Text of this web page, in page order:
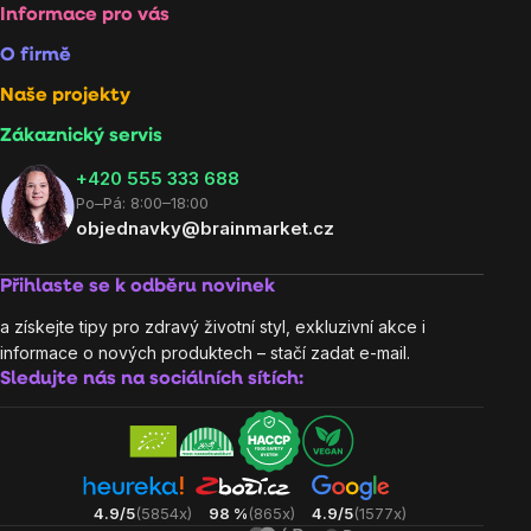
Informace pro vás
O firmě
Naše projekty
Zákaznický servis
‭+420 555 333 688
Po–Pá: 8:00–18:00
objednavky@brainmarket.cz
Přihlaste se k odběru novinek
a získejte tipy pro zdravý životní styl, exkluzivní akce i
informace o nových produktech – stačí zadat e-mail.
Sledujte nás na sociálních sítích:
4.9/5(5854x) 98 %(865x) 4.9/5(1577x)